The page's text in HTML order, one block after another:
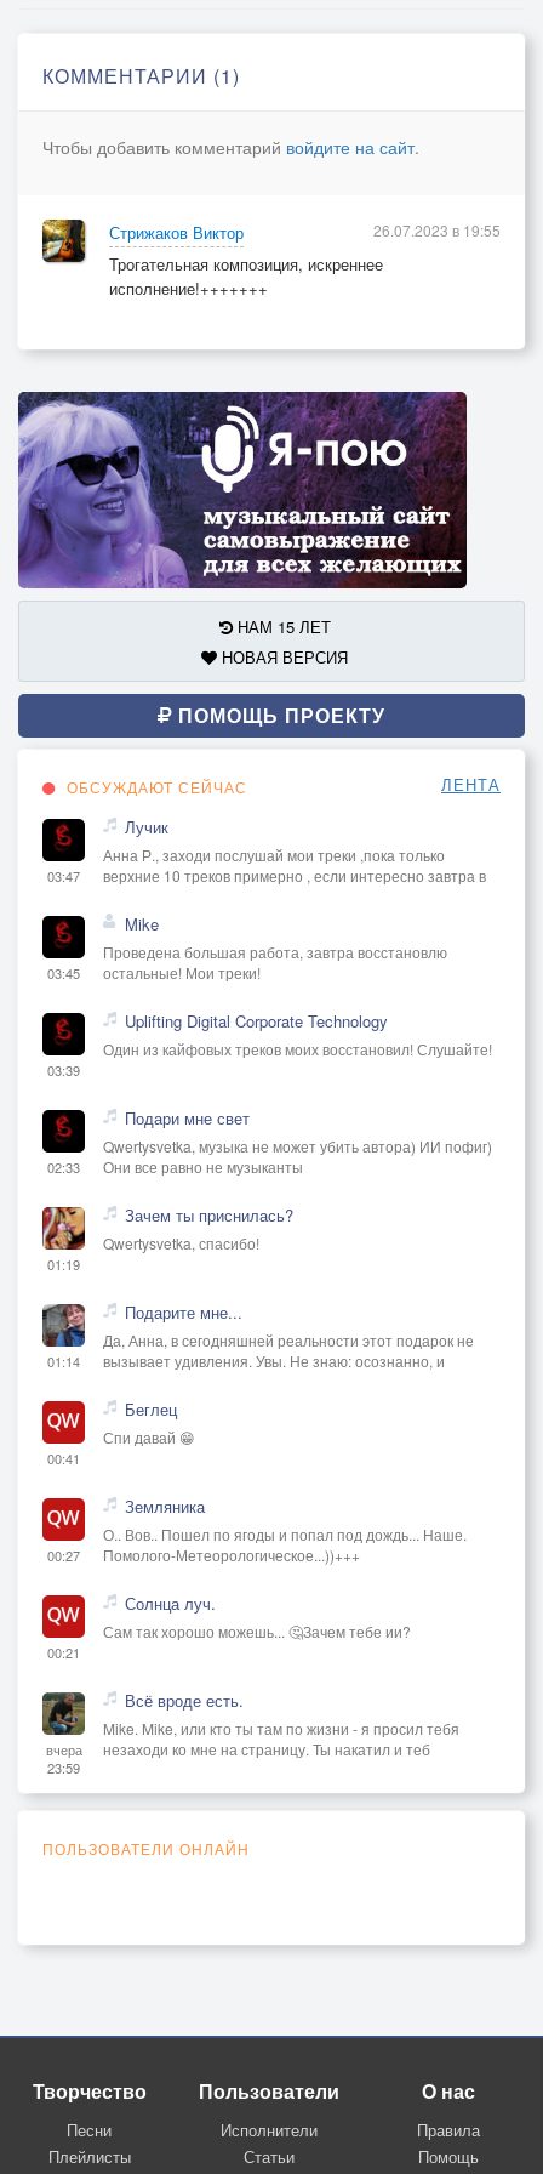
КОММЕНТАРИИ (1)
Чтобы добавить комментарий войдите на сайт.
Стрижаков Виктор
Трогательная композиция, искреннее
исполнение!+++++++
26.07.2023 в 19:55
НАМ 15 ЛЕТ
НОВАЯ ВЕРСИЯ
ПОМОЩЬ ПРОЕКТУ
ОБСУЖДАЮТ СЕЙЧАС ЛЕНТА
03:47
Лучик
Анна Р., заходи послушай мои треки ,пока только
верхние 10 треков примерно , если интересно завтра в
03:45
Mike
Проведена большая работа, завтра восстановлю
остальные! Мои треки!
03:39
Uplifting Digital Corporate Technology
Один из кайфовых треков моих восстановил! Слушайте!
02:33
Подари мне свет
Qwertysvetka, музыка не может убить автора) ИИ пофиг)
Они все равно не музыканты
01:19
Зачем ты приснилась?
Qwertysvetka, спасибо!
01:14
Подарите мне...
Да, Анна, в сегодняшней реальности этот подарок не
вызывает удивления. Увы. Не знаю: осознанно, и
00:41
Беглец
Спи давай 😁
00:27
Земляника
О.. Вов.. Пошел по ягоды и попал под дождь... Наше.
Помолого-Метеорологическое...))+++
00:21
Солнца луч.
Сам так хорошо можешь... 🤔Зачем тебе ии?
вчера
23:59
Всё вроде есть.
Mike. Mike, или кто ты там по жизни - я просил тебя
незаходи ко мне на страницу. Ты накатил и теб
ПОЛЬЗОВАТЕЛИ ОНЛАЙН
Творчество
Песни
Плейлисты
Пользователи
Исполнители
Статьи
О нас
Правила
Помощь